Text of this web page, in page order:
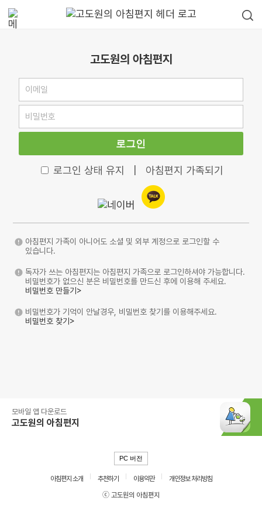
고도원의 아침편지
로그인
로그인 상태 유지 아침편지 가족되기
아침편지 가족이 아니어도 소셜 및 외부 계정으로 로그인할 수
있습니다.
독자가 쓰는 아침편지는 아침편지 가족으로 로그인하셔야 가능합니다.
비밀번호가 없으신 분은 비밀번호를 만드신 후에 이용해 주세요.
비밀번호 만들기>
비밀번호가 기억이 안날경우, 비밀번호 찾기를 이용해주세요.
비밀번호 찾기>
모바일 앱 다운로드
고도원의 아침편지
PC 버전
아침편지 소개 추천하기 이용약관
개인정보 처리방침
ⓒ 고도원의 아침편지